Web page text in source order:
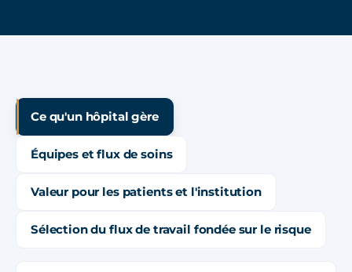
Ce qu'un hôpital gère
Équipes et flux de soins
Valeur pour les patients et l'institution
Sélection du flux de travail fondée sur le risque